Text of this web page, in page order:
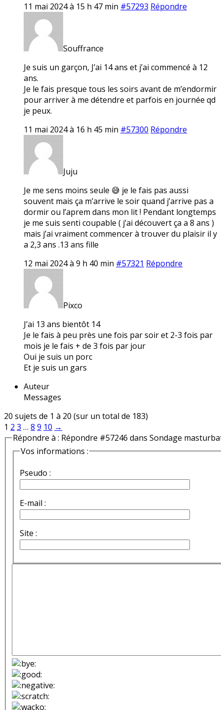
11 mai 2024 à 15 h 47 min #57293 Répondre
Souffrance
Je suis un garçon, J’ai 14 ans et j’ai commencé à 12
ans.
Je le fais presque tous les soirs avant de m’endormir
pour arriver à me détendre et parfois en journée qd
je peux.
11 mai 2024 à 16 h 45 min #57300 Répondre
Juju
Je me sens moins seule 😅 je le fais pas aussi
souvent mais ça m’arrive le soir quand j’arrive pas a
dormir ou l’aprem dans mon lit ! Pendant longtemps
je me suis senti coupable ( j’ai découvert ça a 8 ans )
mais j’ai vraiment commencer à trouver du plaisir il y
a 2,3 ans .13 ans fille
12 mai 2024 à 9 h 40 min #57321 Répondre
Pixco
J’ai 13 ans bientôt 14
Je le fais à peu près une fois par soir et 2-3 fois par
mois je le fais + de 3 fois par jour
Oui je suis un porc
Et je suis un gars
Auteur
Messages
20 sujets de 1 à 20 (sur un total de 183)
1 2 3 … 8 9 10 →
Répondre à : Répondre #57246 dans Sondage
Vos informations :
Pseudo :
E-mail :
Site :